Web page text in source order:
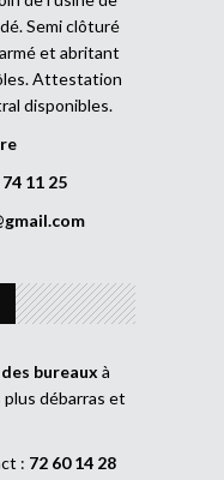
Semi clôturé
et abritant
Attestation
disponibles.
11 25
des bureaux à
débarras et
: 72 60 14 28